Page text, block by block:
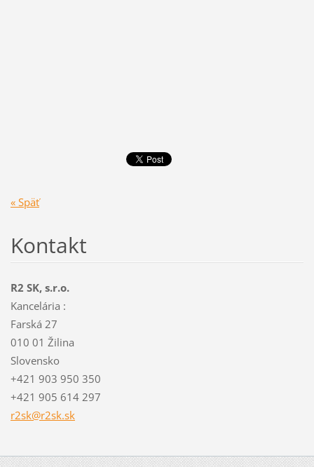
« Späť
Kontakt
R2 SK, s.r.o.
Kancelária :
Farská 27
010 01 Žilina
Slovensko
+421 903 950 350
+421 905 614 297
r2sk@r2sk.sk